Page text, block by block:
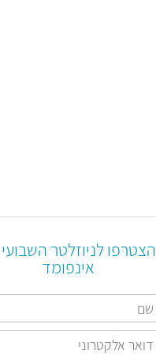
הצטרפו לניוזלטר
אינפומד